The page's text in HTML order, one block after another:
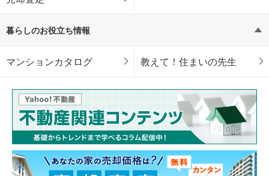
暮らしのお役立ち情報
マンションカタログ 教えて！住まいの先生